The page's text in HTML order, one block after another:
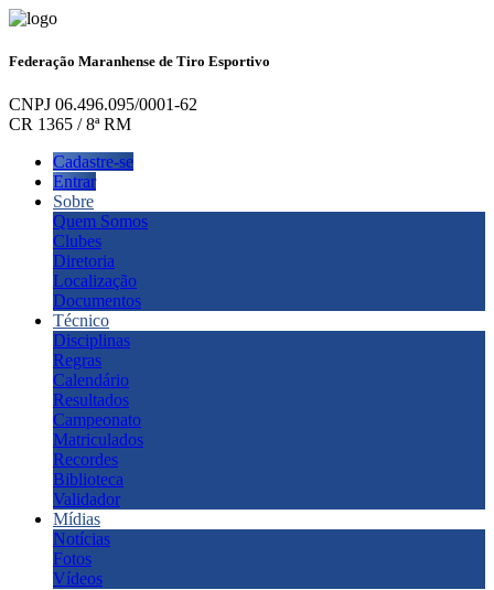
Federação Maranhense de Tiro Esportivo
CNPJ 06.496.095/0001-62
CR 1365 / 8ª RM
Cadastre-se
Entrar
Sobre
Quem Somos
Clubes
Diretoria
Localização
Documentos
Técnico
Disciplinas
Regras
Calendário
Resultados
Campeonato
Matriculados
Recordes
Biblioteca
Validador
Mídias
Notícias
Fotos
Vídeos